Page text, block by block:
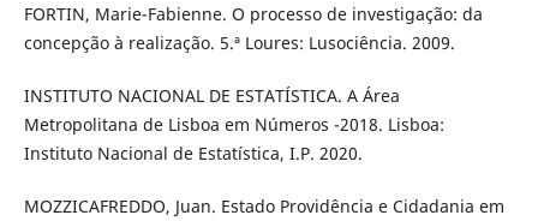
FORTIN, Marie-Fabienne. O processo de investigação: da
concepção à realização. 5.ª Loures: Lusociência. 2009.
INSTITUTO NACIONAL DE ESTATÍSTICA. A Área
Metropolitana de Lisboa em Números -2018. Lisboa:
Instituto Nacional de Estatística, I.P. 2020.
MOZZICAFREDDO, Juan. Estado Providência e Cidadania em